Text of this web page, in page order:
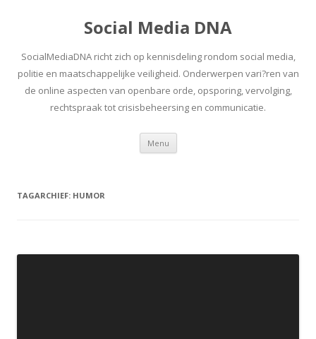
Social Media DNA
SocialMediaDNA richt zich op kennisdeling rondom social media,
politie en maatschappelijke veiligheid. Onderwerpen vari?ren van
de online aspecten van openbare orde, opsporing, vervolging,
rechtspraak tot crisisbeheersing en communicatie.
Menu Spring
inhoud
TAGARCHIEF: HUMOR